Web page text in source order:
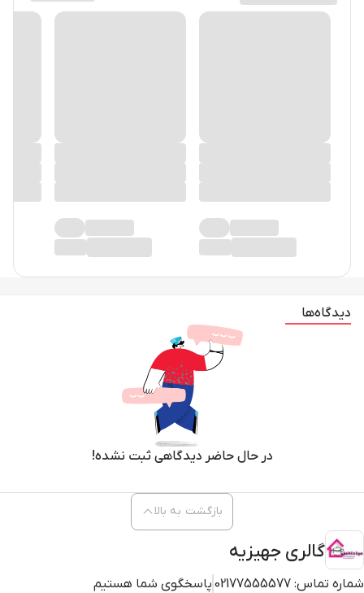
دیدگاه‌ها
در حال حاضر دیدگاهی ثبت نشده!
گالری جهیزیه
شماره تماس: 02177555577 پاسخگوی شما هستیم
بازگشت به بالا